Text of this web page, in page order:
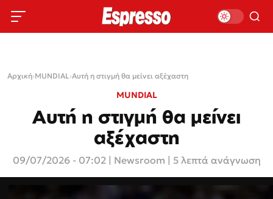
Αρχική›MUNDIAL›Αυτή η στιγμή θα μείνει αξέχαστη
MUNDIAL
Αυτή η στιγμή θα μείνει
αξέχαστη
09/07/2026 - 07:02 Newsroom | 5 λεπτά ανάγνωση